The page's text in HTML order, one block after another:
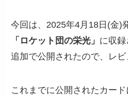
今回は、2025年4月18日(金)
「ロケット団の栄光」 に収
追加で公開されたので、レビ
これまでに公開されたカー